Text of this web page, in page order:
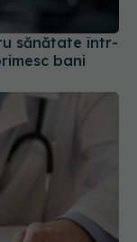
sănătate într-
bani